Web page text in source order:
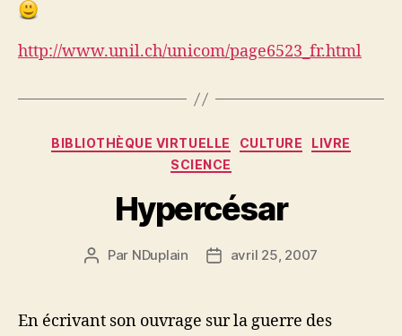
http://www.unil.ch/unicom/page6523_fr.html
Catégories
BIBLIOTHÈQUE VIRTUELLE CULTURE
LIVRE
SCIENCE
Hypercésar
Auteur
Par NDuplain
Dateavril 25, 2007
En écrivant son ouvrage sur la guerre des